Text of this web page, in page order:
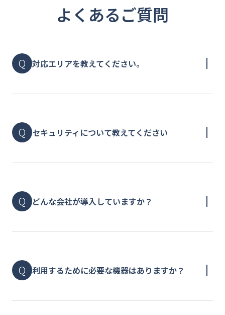
よくあるご質問
対応エリアを教えてください。
セキュリティについて教えてください
どんな会社が導入していますか？
利用するために必要な機器はありますか？